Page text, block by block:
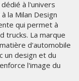
à l'univers
la Milan Design
qui permet à
trucks. La marque
d'automobile
un design et du
l'image du